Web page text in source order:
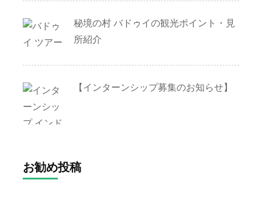
秘境の村 バドゥイの観光ポイント・見
所紹介
【インターンシップ募集のお知らせ】
お勧め投稿